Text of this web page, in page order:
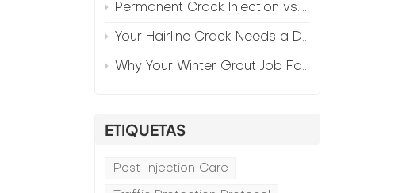
Permanent Crack Injection vs. Annual Patching—The Math
Your Hairline Crack Needs a Different Grout Than Your Wide Gap
Why Your Winter Grout Job Failed (And How to Fix It)
ETIQUETAS
Post-Injection Care